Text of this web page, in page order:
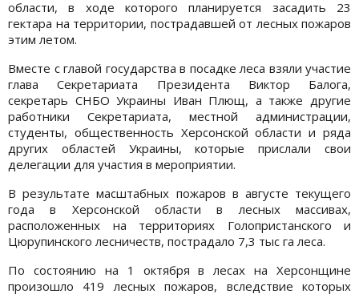
области, в ходе которого планируется засадить 23
гектара на территории, пострадавшей от лесных пожаров
этим летом.
Вместе с главой государства в посадке леса взяли участие
глава Секретариата Президента Виктор Балога,
секретарь СНБО Украины Иван Плющ, а также другие
работники Секретариата, местной администрации,
студенты, общественность Херсонской области и ряда
других областей Украины, которые прислали свои
делегации для участия в мероприятии.
В результате масштабных пожаров в августе текущего
года в Херсонской области в лесных массивах,
расположенных на территориях Голопристанского и
Цюрупинского лесничеств, пострадало 7,3 тыс га леса.
По состоянию на 1 октября в лесах на Херсонщине
произошло 419 лесных пожаров, вследствие которых